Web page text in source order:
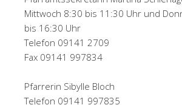
Mittwoch 8:30 bis 11:30 Uhr und
bis 16:30 Uhr
Telefon 09141 2709
Fax 09141 997834
Pfarrerin Sibylle Bloch
Telefon 09141 997835